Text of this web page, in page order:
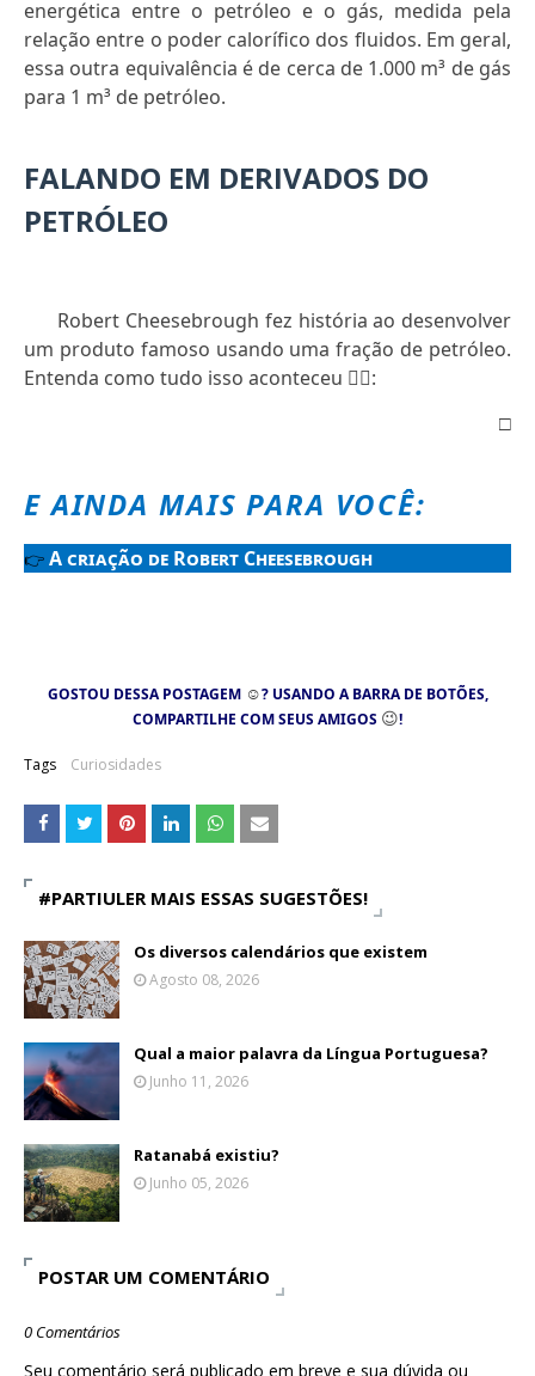
energética entre o petróleo e o gás, medida pela
relação entre o poder calorífico dos fluidos. Em geral,
essa outra equivalência é de cerca de 1.000 m³ de gás
para 1 m³ de petróleo.
FALANDO EM DERIVADOS DO
PETRÓLEO
Robert Cheesebrough fez história ao desenvolver
um produto famoso usando uma fração de petróleo.
Entenda como tudo isso aconteceu 👇🏻:
□
E AINDA MAIS PARA VOCÊ:
👉 A criação de Robert Cheesebrough
GOSTOU DESSA POSTAGEM ☺? USANDO A BARRA DE BOTÕES,
COMPARTILHE COM SEUS AMIGOS 😉!
Tags Curiosidades
#PARTIULER MAIS ESSAS SUGESTÕES!
Os diversos calendários que existem
Agosto 08, 2026
Qual a maior palavra da Língua Portuguesa?
Junho 11, 2026
Ratanabá existiu?
Junho 05, 2026
POSTAR UM COMENTÁRIO
0 Comentários
Seu comentário será publicado em breve e sua dúvida ou